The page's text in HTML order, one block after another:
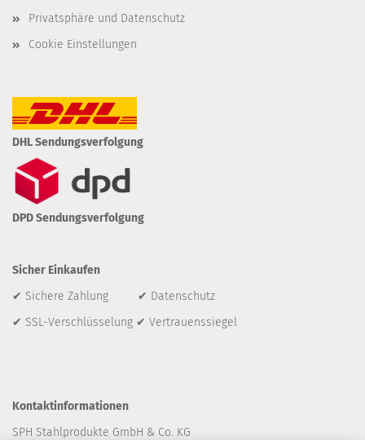
Privatsphäre und Datenschutz
Cookie Einstellungen
DHL Sendungsverfolgung
DPD Sendungsverfolgung
Sicher Einkaufen
✔ Sichere Zahlung ✔ Datenschutz
✔ SSL-Verschlüsselung ✔ Vertrauenssiegel
Kontaktinformationen
SPH Stahlprodukte GmbH & Co. KG